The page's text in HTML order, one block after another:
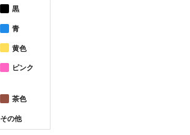
黒
青
黄色
ピンク
茶色
その他